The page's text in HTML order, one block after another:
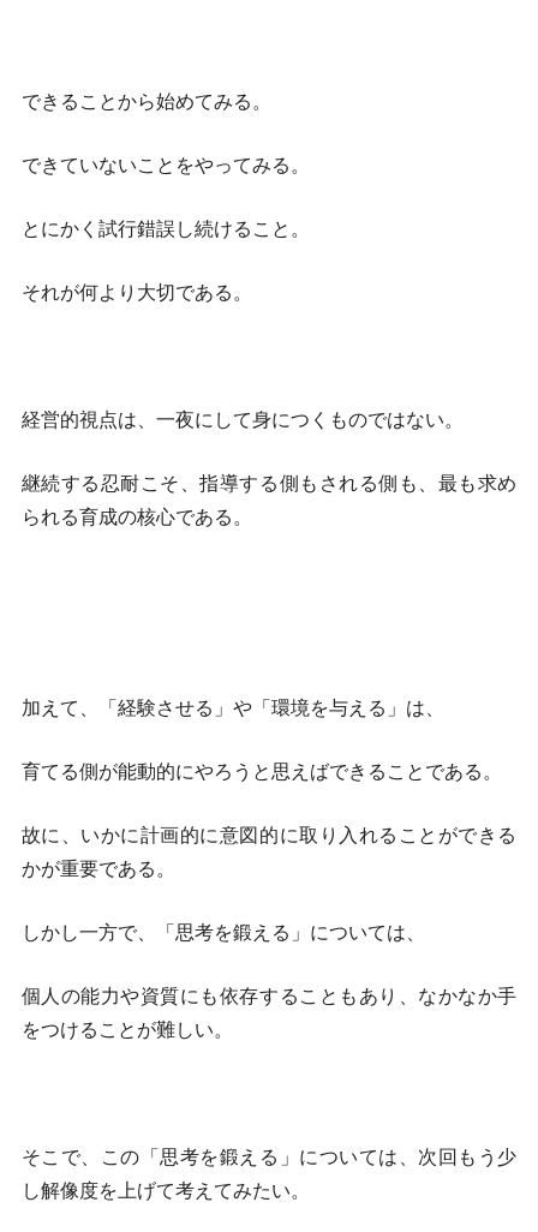
できることから始めてみる。
できていないことをやってみる。
とにかく試行錯誤し続けること。
それが何より大切である。
経営的視点は、一夜にして身につくものではない。
継続する忍耐こそ、指導する側もされる側も、最も求め
られる育成の核心である。
加えて、「経験させる」や「環境を与える」は、
育てる側が能動的にやろうと思えばできることである。
故に、いかに計画的に意図的に取り入れることができる
かが重要である。
しかし一方で、「思考を鍛える」については、
個人の能力や資質にも依存することもあり、なかなか手
をつけることが難しい。
そこで、この「思考を鍛える」については、次回もう少
し解像度を上げて考えてみたい。